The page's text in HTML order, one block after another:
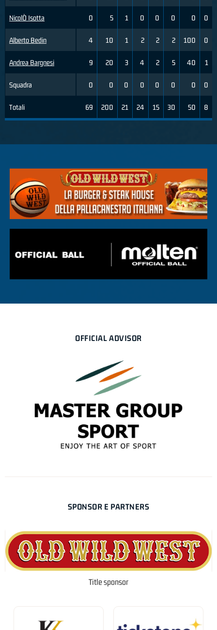
NicolÒ Isotta
Alberto Bedin
Andrea Bargnesi
Squadra
Totali
0 5 1 0 0 0 0 0
4 10 1 2 2 2 100 0
9 20 3 4 2 5 40 1
0 0 0 0 0 0 0 0
69 200 21 24 15 30 50 8
OFFICIAL ADVISOR
SPONSOR E PARTNERS
Title sponsor